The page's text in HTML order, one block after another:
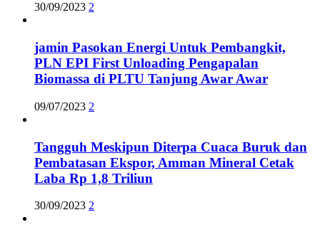
30/09/2023 2
jamin Pasokan Energi Untuk Pembangkit,
PLN EPI First Unloading Pengapalan
Biomassa di PLTU Tanjung Awar Awar
09/07/2023 2
Tangguh Meskipun Diterpa Cuaca Buruk dan
Pembatasan Ekspor, Amman Mineral Cetak
Laba Rp 1,8 Triliun
30/09/2023 2